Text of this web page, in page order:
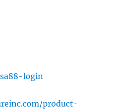
login
product-